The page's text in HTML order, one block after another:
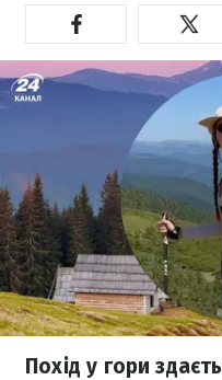
Похід у гори